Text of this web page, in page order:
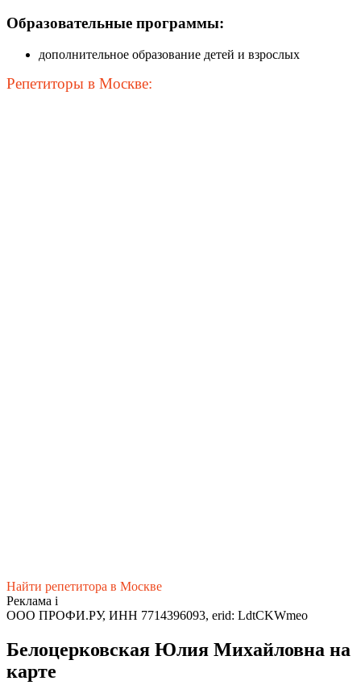
Образовательные программы:
дополнительное образование детей и взрослых
Репетиторы в Москве:
Найти репетитора в Москве
Реклама i
ООО ПРОФИ.РУ, ИНН 7714396093, erid: LdtCKWmeo
Белоцерковская Юлия Михайловна на
карте